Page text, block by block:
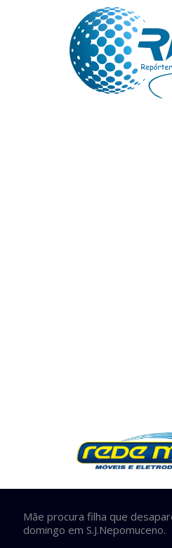
Mãe procura filha que
domingo em S.J.Nepomuceno.